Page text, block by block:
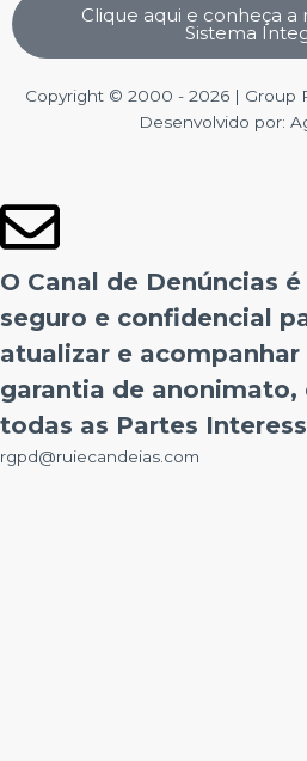
Clique aqui e conheça a
Sistema
Copyright © 2000 - 2026 | Group
Desenvolvido por:
O Canal de Denúncias
seguro e confidencial
atualizar e
garantia de anonimato,
todas as Partes
rgpd@ruiecandeias.com